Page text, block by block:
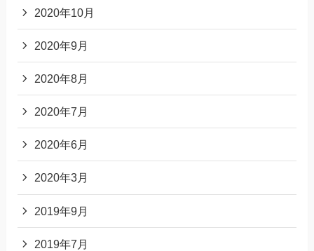
2020年10月
2020年9月
2020年8月
2020年7月
2020年6月
2020年3月
2019年9月
2019年7月